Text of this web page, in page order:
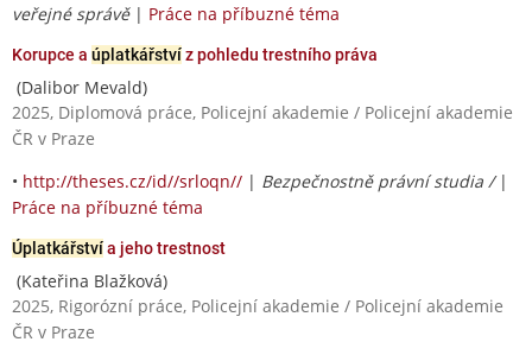
veřejné správě| Práce na příbuzné téma
Korupce a úplatkářstvíz pohledu trestního práva
(Dalibor Mevald)
2025, Diplomová práce, Policejní akademie / Policejní akademie
ČR v Praze
• http://theses.cz/id//srloqn// | Bezpečnostně právní studia / |
Práce na příbuzné téma
Úplatkářstvía jeho trestnost
(Kateřina Blažková)
2025, Rigorózní práce, Policejní akademie / Policejní akademie
ČR v Praze